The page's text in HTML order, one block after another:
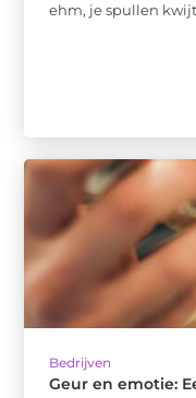
ehm, je spullen
Bedrijven
Geur en emotie: